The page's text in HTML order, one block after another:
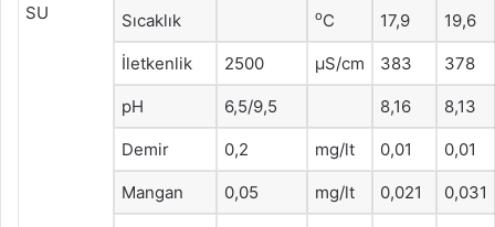
SU
Sıcaklık oC 17,9 19,6
İletkenlik 2500 μS/cm 383 378
pH 6,5/9,5 8,16 8,13
Demir 0,2 mg/lt 0,01 0,01
Mangan 0,05 mg/lt 0,021 0,031